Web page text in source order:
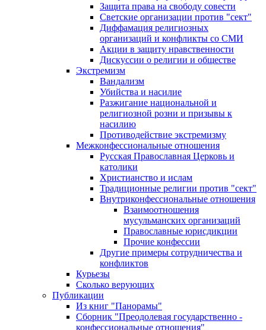
Защита права на свободу совести
Светские организации против "сект"
Диффамация религиозных
организаций и конфликты со СМИ
Акции в защиту нравственности
Дискуссии о религии и обществе
Экстремизм
Вандализм
Убийства и насилие
Разжигание национальной и
религиозной розни и призывы к
насилию
Противодействие экстремизму
Межконфессиональные отношения
Русская Православная Церковь и
католики
Христианство и ислам
Традиционные религии против "сект"
Внутриконфессиональные отношения
Взаимоотношения
мусульманских организаций
Православные юрисдикции
Прочие конфессии
Другие примеры сотрудничества и
конфликтов
Курьезы
Сколько верующих
Публикации
Из книг "Панорамы"
Сборник "Преодолевая государственно -
конфессиональные отношения"